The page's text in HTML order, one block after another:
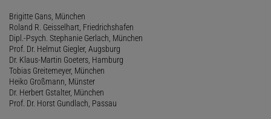
Brigitte Gans, München
Roland R. Geisselhart, Friedrichshafen
Dipl.-Psych. Stephanie Gerlach, München
Prof. Dr. Helmut Giegler, Augsburg
Dr. Klaus-Martin Goeters, Hamburg
Tobias Greitemeyer, München
Heiko Großmann, Münster
Dr. Herbert Gstalter, München
Prof. Dr. Horst Gundlach, Passau